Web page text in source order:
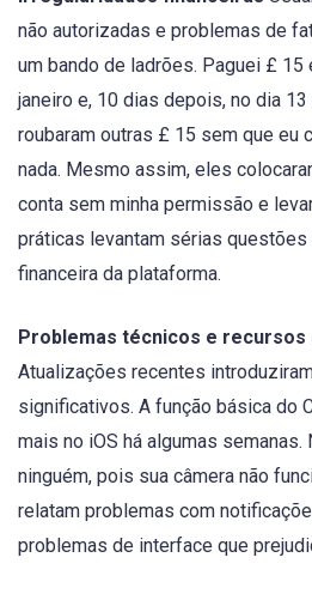
não autorizadas e problemas de
um bando de ladrões. Paguei £ 15
janeiro e, 10 dias depois, no dia
roubaram outras £ 15 sem que eu
nada. Mesmo assim, eles
conta sem minha permissão e
práticas levantam sérias
financeira da plataforma.
Problemas técnicos e recursos
Atualizações recentes
significativos. A função básica do
mais no iOS há algumas
ninguém, pois sua câmera não
relatam problemas com
problemas de interface que